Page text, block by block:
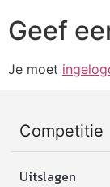
Geef
Je moet
Competitie
Uitslagen